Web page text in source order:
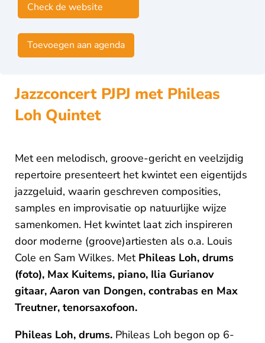
Jazzconcert PJPJ met Phileas
Loh Quintet
Met een melodisch, groove-gericht en veelzijdig
repertoire presenteert het kwintet een eigentijds
jazzgeluid, waarin geschreven composities,
samples en improvisatie op natuurlijke wijze
samenkomen. Het kwintet laat zich inspireren
door moderne (groove)artiesten als o.a. Louis
Cole en Sam Wilkes. Met Phileas Loh, drums
(foto), Max Kuitems, piano, Ilia Gurianov
gitaar, Aaron van Dongen, contrabas en Max
Treutner, tenorsaxofoon.
Phileas Loh, drums. Phileas Loh begon op 6-
Check de website
Toevoegen aan agenda